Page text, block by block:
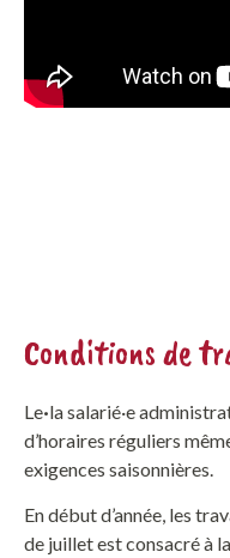
Conditions de
Le·la salarié·e
d’horaires réguliers
exigences saisonnières.
En début d’année, les
de juillet est consacré à